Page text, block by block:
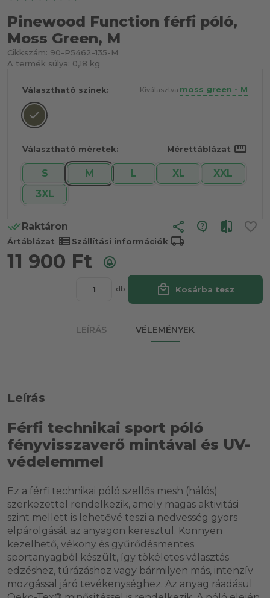
Pinewood Function férfi póló,
Moss Green, M
Cikkszám: 90-P5462-135-M
A termék súlya: 0,18 kg
Választható színek: Kiválasztva:moss green - M
Választható méretek: Mérettáblázat straighten
S M L XL
XXL
3XL
Raktáron share
Ártáblázat view_list Szállítási információk local_shipping
11 900 Ft
db local_mall Kosárba tesz
LEÍRÁS VÉLEMÉNYEK
Leírás
Férfi technikai sport póló
fényvisszaverő mintával és UV-
védelemmel
Ez a férfi technikai póló szellős mesh (hálós)
szerkezettel rendelkezik, amely magas aktivitási
szint mellett is lehetővé teszi a nedvesség gyors
elpárolgását az anyagon keresztül. Könnyen
kezelhető, vékony és gyűrődésmentes
sportanyagból készült, így tökéletes választás
edzéshez, túrázáshoz vagy bármilyen más, intenzív
mozgással járó tevékenységhez. Az anyag ráadásul